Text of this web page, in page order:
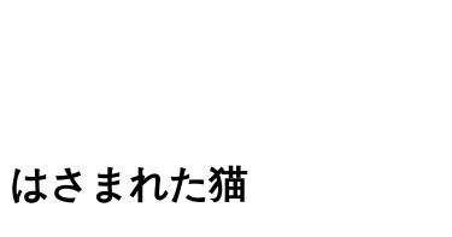
はさまれた猫